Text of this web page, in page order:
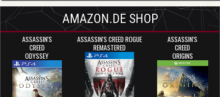
AMAZON.DE SHOP
ASSASSIN'S
CREED
ODYSSEY
ASSASSIN'S CREED ROGUE
REMASTERED
ASSASSIN'S
CREED
ORIGINS